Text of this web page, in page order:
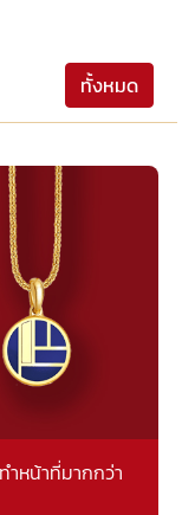
ทั้งหมด
หน้าที่มากกว่า